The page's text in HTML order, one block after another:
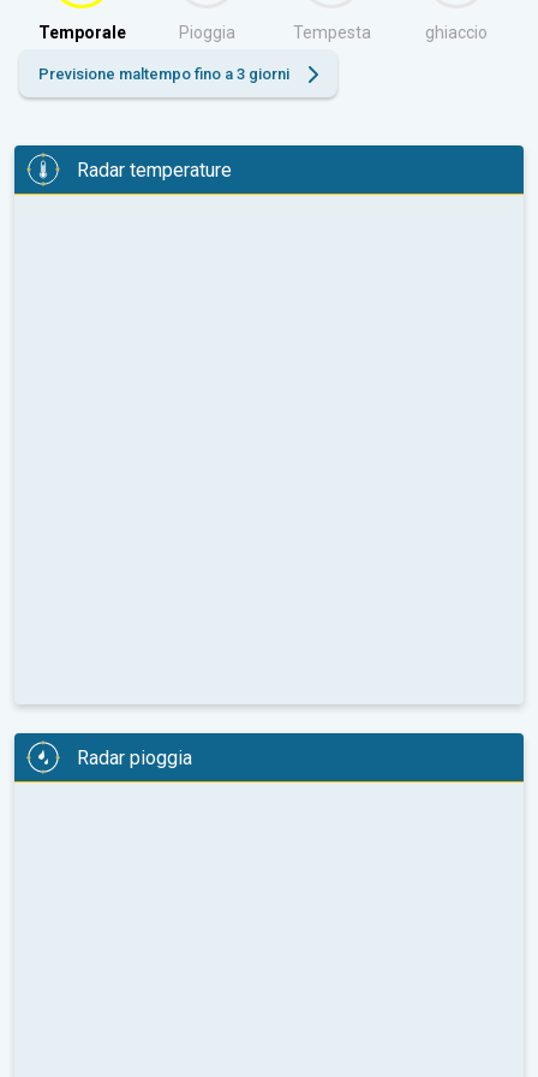
Temporale Pioggia Tempesta ghiaccio
Previsione maltempo fino a 3 giorni
Radar temperature
Radar pioggia